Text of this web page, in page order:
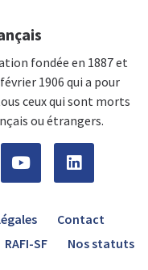
fondée en 1887 et
1906 qui a pour
ceux qui sont morts
ou étrangers.
Contact
RAFI-SF Nos statuts